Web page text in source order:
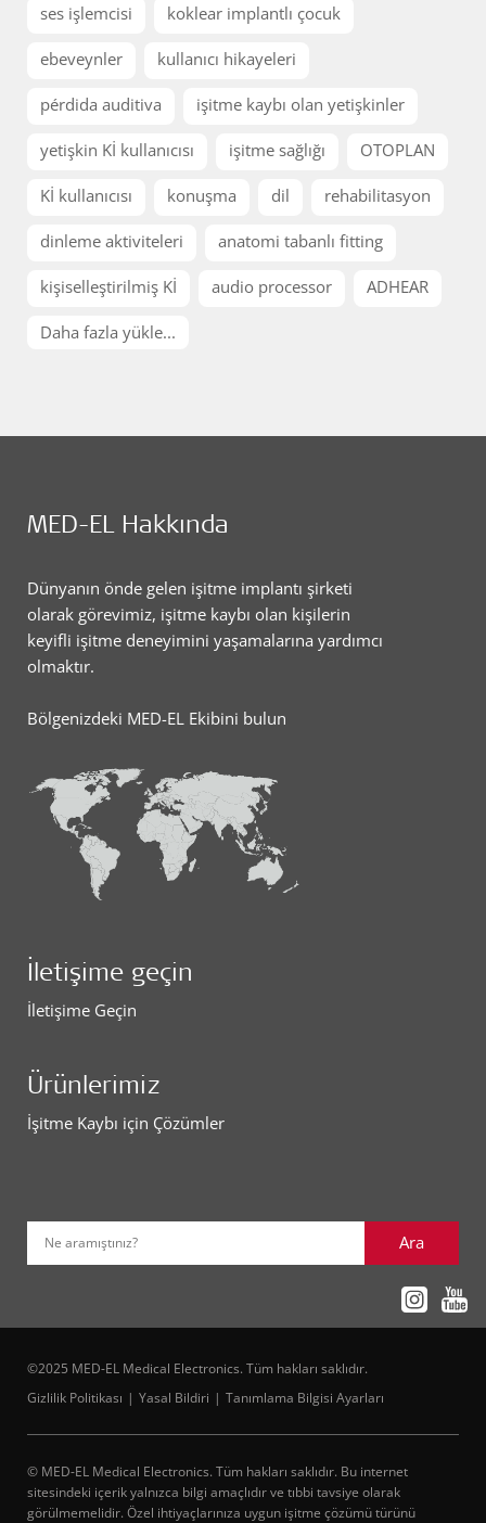
ses işlemcisi koklear implantlı çocuk
ebeveynler kullanıcı hikayeleri
pérdida auditiva işitme kaybı olan yetişkinler
yetişkin Kİ kullanıcısı işitme sağlığı OTOPLAN
Kİ kullanıcısı konuşma dil rehabilitasyon
dinleme aktiviteleri anatomi tabanlı fitting
kişiselleştirilmiş Kİ audio processor ADHEAR
Daha fazla yükle...
MED-EL Hakkında
Dünyanın önde gelen işitme implantı şirketi
olarak görevimiz, işitme kaybı olan kişilerin
keyifli işitme deneyimini yaşamalarına yardımcı
olmaktır.
Bölgenizdeki MED-EL Ekibini bulun
İletişime geçin
İletişime Geçin
Ürünlerimiz
İşitme Kaybı için Çözümler
Ne aramıştınız? Ara
©2025 MED-EL Medical Electronics. Tüm hakları saklıdır.
Gizlilik Politikası
Yasal Bildiri Tanımlama Bilgisi Ayarları
© MED-EL Medical Electronics. Tüm hakları saklıdır. Bu internet
sitesindeki içerik yalnızca bilgi amaçlıdır ve tıbbi tavsiye olarak
görülmemelidir. Özel ihtiyaçlarınıza uygun işitme çözümü türünü